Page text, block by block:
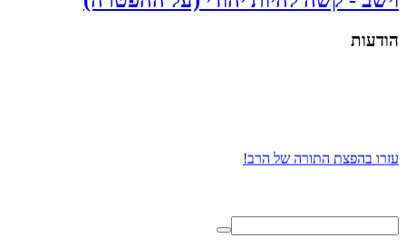
הודעות
עזרו בהפצת התורה של הרב!